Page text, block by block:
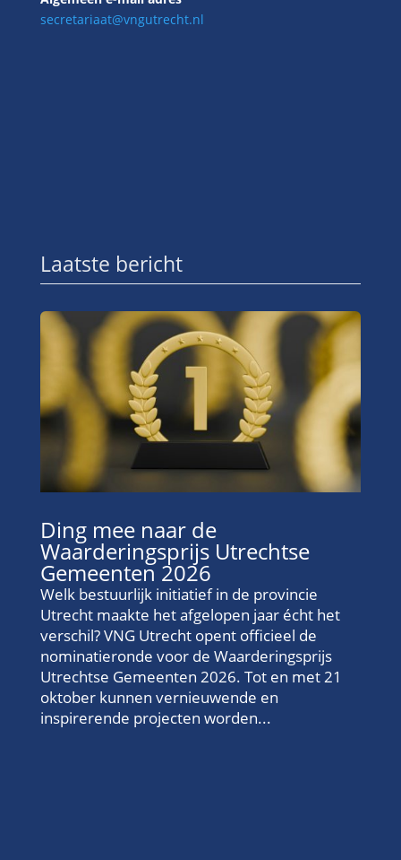
secretariaat@vngutrecht.nl
Laatste bericht
Ding mee naar de
Waarderingsprijs Utrechtse
Gemeenten 2026
Welk bestuurlijk initiatief in de provincie
Utrecht maakte het afgelopen jaar écht het
verschil? VNG Utrecht opent officieel de
nominatieronde voor de Waarderingsprijs
Utrechtse Gemeenten 2026. Tot en met 21
oktober kunnen vernieuwende en
inspirerende projecten worden...